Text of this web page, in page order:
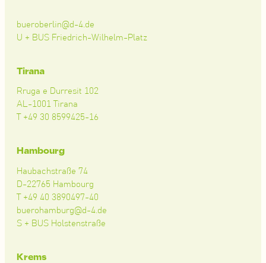
bueroberlin@d-4.de
U + BUS Friedrich-Wilhelm-Platz
Tirana
Rruga e Durresit 102
AL-1001 Tirana
T +49 30 8599425-16
Hambourg
Haubachstraße 74
D-22765 Hambourg
T +49 40 3890497-40
buerohamburg@d-4.de
S + BUS Holstenstraße
Krems